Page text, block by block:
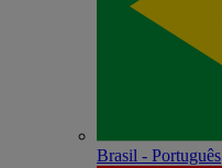
Brasil - Português